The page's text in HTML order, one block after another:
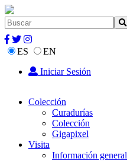
ES
EN
Iniciar Sesión
Colección
Curadurías
Colección
Gigapixel
Visita
Información general